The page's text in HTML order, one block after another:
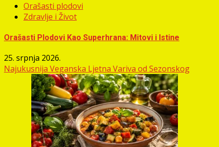
Orašasti plodovi
Zdravlje i Život
Orašasti Plodovi Kao Superhrana: Mitovi i Istine
25. srpnja 2026.
Najukusnija Veganska Ljetna Variva od Sezonskog